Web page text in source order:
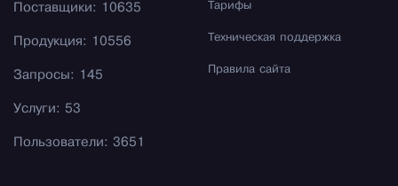
Тарифы
Техническая поддержка
Правила сайта
Поставщики: 10635
Продукция: 10556
Запросы: 145
Услуги: 53
Пользователи: 3651